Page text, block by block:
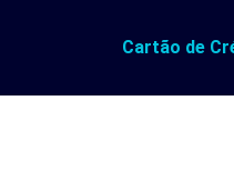
Cartão de